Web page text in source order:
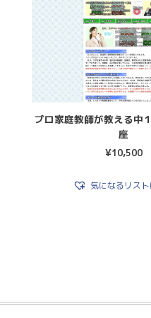
プロ家庭教師が教える中
座
¥10,500
気になるリス